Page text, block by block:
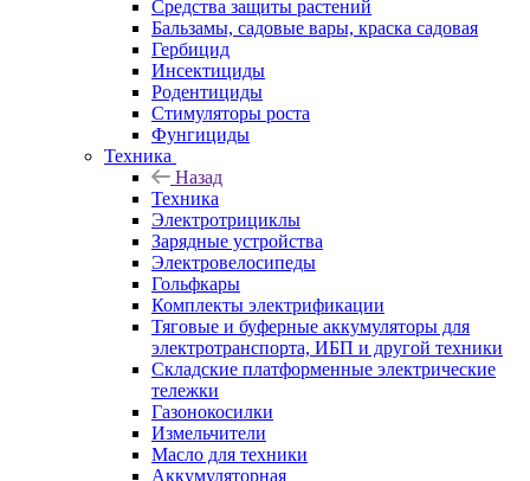
Средства защиты растений
Бальзамы, садовые вары, краска садовая
Гербицид
Инсектициды
Родентициды
Стимуляторы роста
Фунгициды
Техника
Назад
Техника
Электротрициклы
Зарядные устройства
Электровелосипеды
Гольфкары
Комплекты электрификации
Тяговые и буферные аккумуляторы для
электротранспорта, ИБП и другой техники
Складские платформенные электрические
тележки
Газонокосилки
Измельчители
Масло для техники
Аккумуляторная